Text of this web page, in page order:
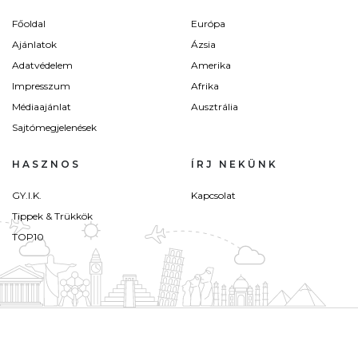
Főoldal
Ajánlatok
Adatvédelem
Impresszum
Médiaajánlat
Sajtómegjelenések
Európa
Ázsia
Amerika
Afrika
Ausztrália
HASZNOS
GY.I.K.
Tippek & Trükkök
TOP10
ÍRJ NEKÜNK
Kapcsolat